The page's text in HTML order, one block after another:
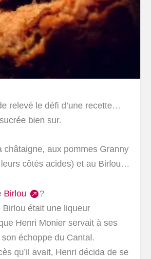
relevé le défi d’une recette…
bien sur.
châtaigne, aux pommes Granny
côtés acides) et au Birlou…
Birlou
?
Birlou était une liqueur
Henri Monier servait à ses
échoppe du Cantal.
qu’il avait, Henri décida de se